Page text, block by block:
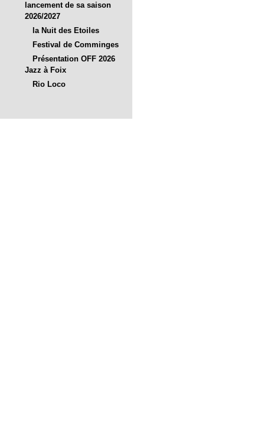
lancement de sa saison
2026/2027
la Nuit des Etoiles
Festival de Comminges
Présentation OFF 2026
Jazz à Foix
Rio Loco